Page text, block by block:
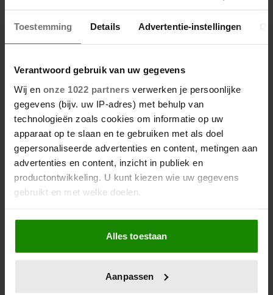
Toestemming Details Advertentie-instellingen
Verantwoord gebruik van uw gegevens
Wij en onze 1022 partners verwerken je persoonlijke
gegevens (bijv. uw IP-adres) met behulp van
technologieën zoals cookies om informatie op uw
apparaat op te slaan en te gebruiken met als doel
gepersonaliseerde advertenties en content, metingen aan
advertenties en content, inzicht in publiek en
productontwikkeling. U kunt kiezen wie uw gegevens
gebruikt en met welke doelen.
Als u het toestaat, willen we ook graag:
Informatie verzamelen over uw geografische
locatie, die tot een paar meter nauwkeurig kan zijn
scannen op specifieke eigenschappen (fingerprinting)
Alles toestaan
Aanpassen